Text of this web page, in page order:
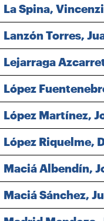
La Spina,
Lanzón Torres,
Lejarraga
López
López Martínez,
López Riquelme,
Maciá Albendín,
Maciá Sánchez,